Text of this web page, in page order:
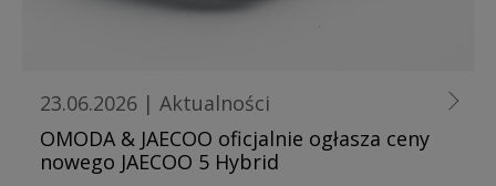
23.06.2026 | Aktualności
OMODA & JAECOO oficjalnie ogłasza ceny
nowego JAECOO 5 Hybrid